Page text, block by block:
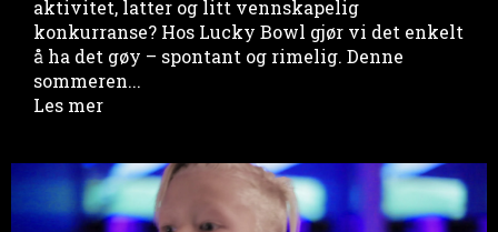
aktivitet, latter og litt vennskapelig
konkurranse? Hos Lucky Bowl gjør vi det enkelt
å ha det gøy – spontant og rimelig. Denne
sommeren...
Les mer